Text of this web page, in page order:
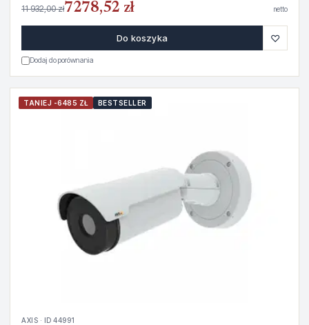
11 932,00 zł7278,52 zł netto
Do koszyka ♡
Dodaj do porównania
TANIEJ -6485 ZŁ BESTSELLER
AXIS · ID 44991